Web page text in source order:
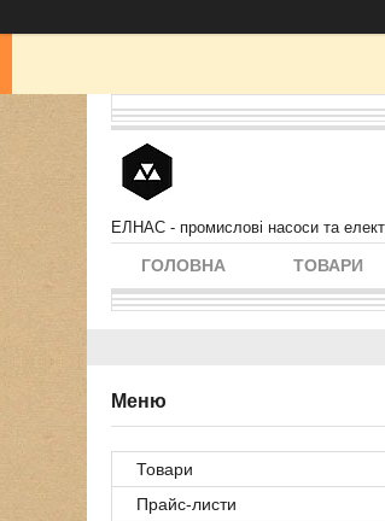
ЕЛНАС - промислові насоси та
ГОЛОВНА ТОВАРИ
Товари
Прайс-листи